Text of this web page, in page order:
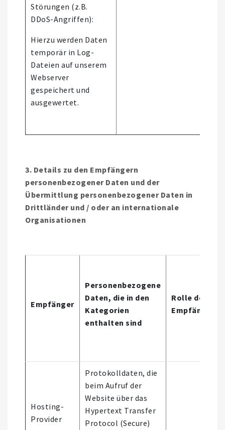
Störungen (z.B.
DDoS-Angriffen):
Hierzu werden Daten
temporär in Log-
Dateien auf unserem
Webserver
gespeichert und
ausgewertet.
3. Details zu den Empfängern
personenbezogener Daten und der
Übermittlung personenbezogener Daten in
Drittländer und / oder an internationale
Organisationen
Empfänger
Personenbezogene
Daten, die in den
Kategorien
enthalten sind
Rolle des
Empfängers
Hosting-
Provider
Protokolldaten, die
beim Aufruf der
Website über das
Hypertext Transfer
Protocol (Secure)